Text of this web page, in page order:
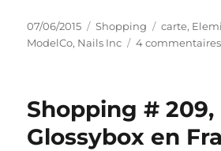
Publié
le
07/06/2015 Catégories
Shopping Étiquettes
carte,
ModelCo, Nails Inc 4 commentaires
Shopping # 209,
Glossybox en